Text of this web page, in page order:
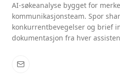
AI-søkeanalyse bygget for
kommunikasjonsteam. Spor
konkurrentbevegelser og brief
dokumentasjon fra hver